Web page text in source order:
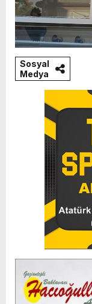
Sosyal
Medya